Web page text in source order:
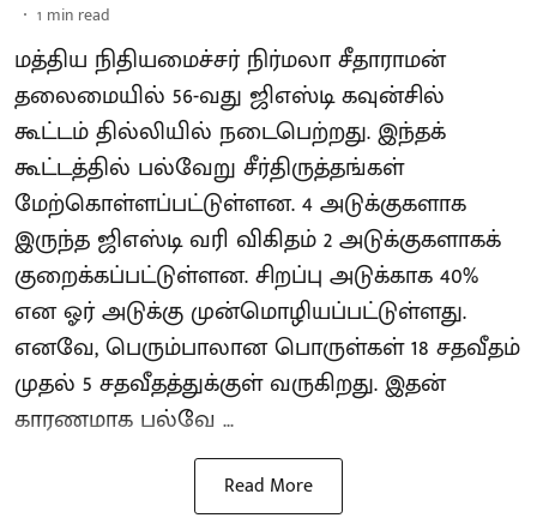
1 min read
மத்திய நிதியமைச்சர் நிர்மலா சீதாராமன்
தலைமையில் 56-வது ஜிஎஸ்டி கவுன்சில்
கூட்டம் தில்லியில் நடைபெற்றது. இந்தக்
கூட்டத்தில் பல்வேறு சீர்திருத்தங்கள்
மேற்கொள்ளப்பட்டுள்ளன. 4 அடுக்குகளாக
இருந்த ஜிஎஸ்டி வரி விகிதம் 2 அடுக்குகளாகக்
குறைக்கப்பட்டுள்ளன. சிறப்பு அடுக்காக 40%
என ஓர் அடுக்கு முன்மொழியப்பட்டுள்ளது.
எனவே, பெரும்பாலான பொருள்கள் 18 சதவீதம்
முதல் 5 சதவீதத்துக்குள் வருகிறது. இதன்
காரணமாக பல்வே ...
Read More